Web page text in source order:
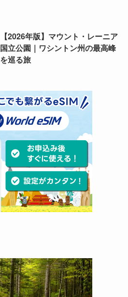
【2026年版】マウント・レーニア
国立公園｜ワシントン州の最高峰
を巡る旅